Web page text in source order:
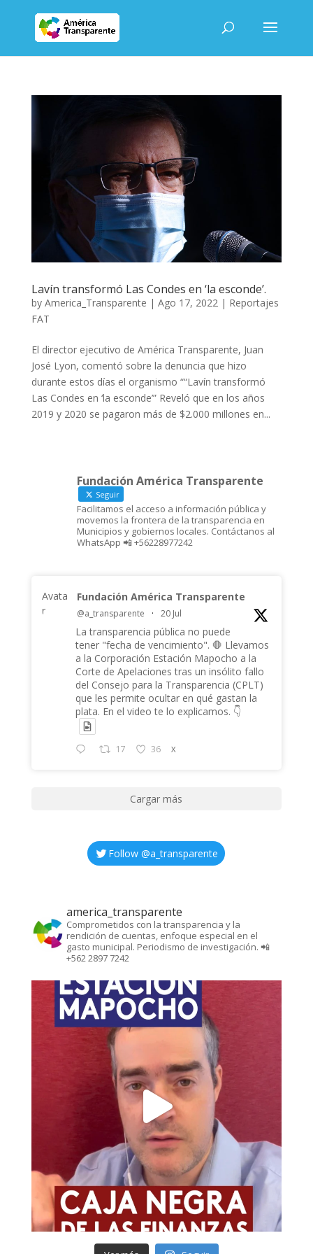
Lavín transformó Las Condes en ‘la esconde’.
by America_Transparente | Ago 17, 2022| Reportajes
FAT
El director ejecutivo de América Transparente, Juan
José Lyon, comentó sobre la denuncia que hizo
durante estos días el organismo ““Lavín transformó
Las Condes en ‘la esconde’” Reveló que en los años
2019 y 2020 se pagaron más de $2.000 millones en...
Fundación América Transparente
Seguir
Facilitamos el acceso a información pública y
movemos la frontera de la transparencia en
Municipios y gobiernos locales. Contáctanos al
WhatsApp 📲 +56228977242
Avata
r
Fundación América Transparente
@a_transparente · 20 Jul
La transparencia pública no puede
tener "fecha de vencimiento". 🛑 Llevamos
a la Corporación Estación Mapocho a la
Corte de Apelaciones tras un insólito fallo
del Consejo para la Transparencia (CPLT)
que les permite ocultar en qué gastan la
plata. En el video te lo explicamos. 👇
17 36 X
Cargar más
Follow @a_transparente
america_transparente
Comprometidos con la transparencia y la
rendición de cuentas, enfoque especial en el
gasto municipal. Periodismo de investigación. 📲
+562 2897 7242